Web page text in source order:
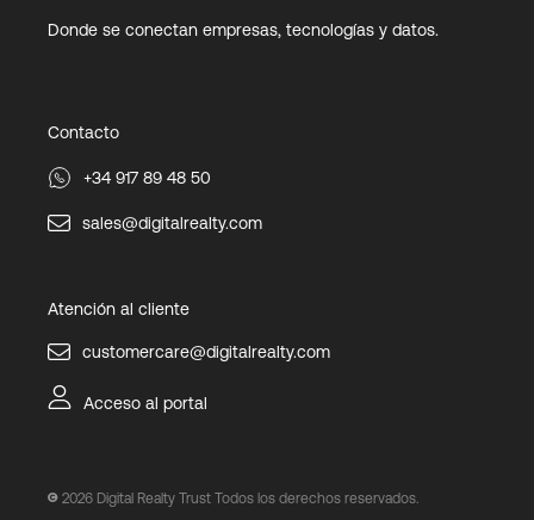
Donde se conectan empresas, tecnologías y datos.
Contacto
+34 917 89 48 50
sales@digitalrealty.com
Atención al cliente
customercare@digitalrealty.com
Acceso al portal
2026 Digital Realty Trust Todos los derechos reservados.